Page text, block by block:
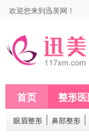
欢迎您来到迅美网！
首页 整形
眼眉整形 鼻部整形